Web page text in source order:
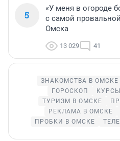
5
«У меня в огороде
с самой
Омска
13 029 41
ЗНАКОМСТВА В ОМСКЕ
ГОРОСКОП
ТУРИЗМ В ОМСКЕ
РЕКЛАМА В ОМСКЕ
ПРОБКИ В ОМСКЕ